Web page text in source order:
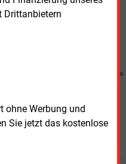
Drittanbietern
ohne Werbung und
Sie jetzt das kostenlose
der französische Versorger
unterzeichnet, nach
EPR-Kernkraftwerk in der
und
lesen?